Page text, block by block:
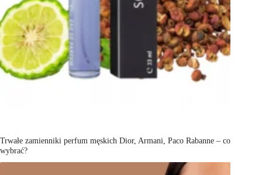
Trwałe zamienniki perfum męskich Dior, Armani, Paco Rabanne – co
wybrać?